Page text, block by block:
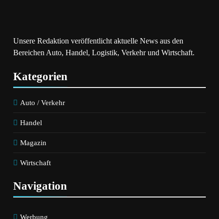
Wird
Unsere Redaktion veröffentlicht aktuelle News aus den
Bereichen Auto, Handel, Logistik, Verkehr und Wirtschaft.
Kategorien
Auto / Verkehr
Handel
Magazin
Wirtschaft
Navigation
Werbung